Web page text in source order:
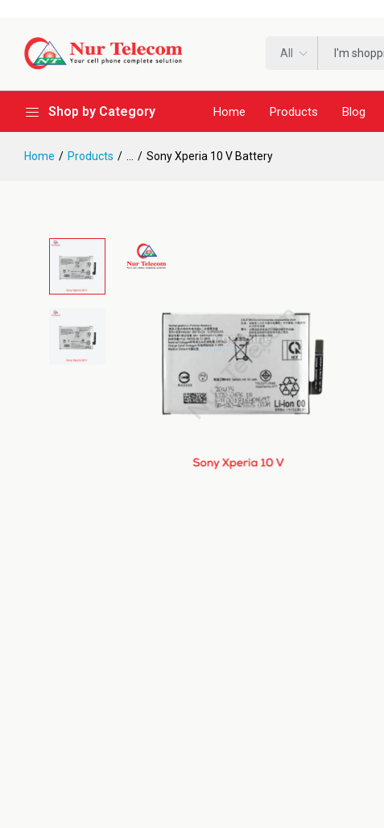
All
Shop by Category Home Products Blog
Home Products Sony Xperia 10 V Battery